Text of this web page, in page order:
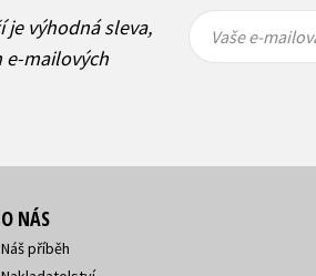
je výhodná sleva,
e-mailových
mailová
mailová
Vaše e-
O NÁS
Náš příběh